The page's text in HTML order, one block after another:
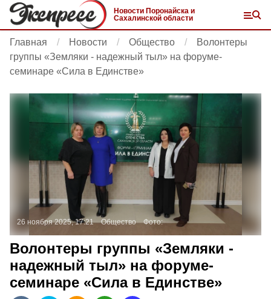
Новости Поронайска и
Сахалинской области
Главная Новости Общество
Волонтеры
группы «Земляки - надежный тыл» на форуме-
семинаре «Сила в Единстве»
26 ноября 2025, 17:21 Общество Фото:
Волонтеры группы «Земляки -
надежный тыл» на форуме-
семинаре «Сила в Единстве»